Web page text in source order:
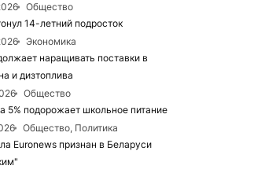
Общество
14-летний подросток
Экономика
наращивать поставки в
и дизтоплива
Общество
5% подорожает школьное питание
Общество, Политика
Euronews признан в Беларуси